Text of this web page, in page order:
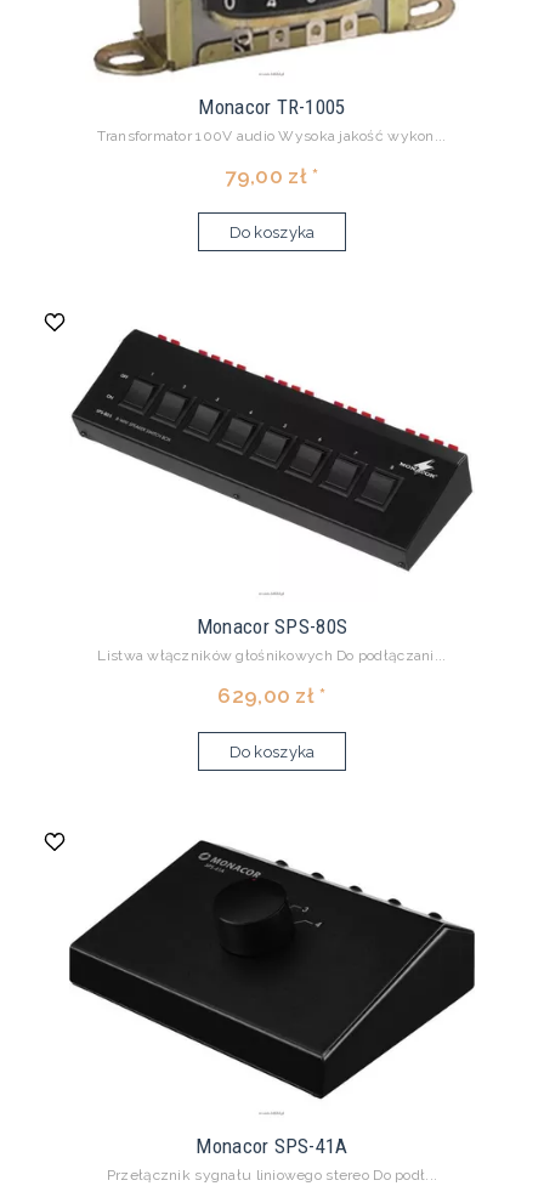
Monacor TR-1005
Transformator 100V audio Wysoka jakość wykon...
79,00 zł *
Do koszyka
Monacor SPS-80S
Listwa włączników głośnikowych Do podłączani...
629,00 zł *
Do koszyka
Monacor SPS-41A
Przełącznik sygnału liniowego stereo Do podł...